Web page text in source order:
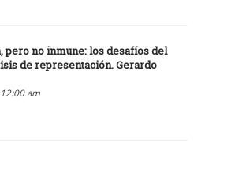
pero no inmune: los desafíos del
de representación. Gerardo
am